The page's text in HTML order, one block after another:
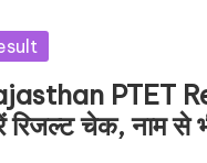
PTET
रिजल्ट चेक, नाम से